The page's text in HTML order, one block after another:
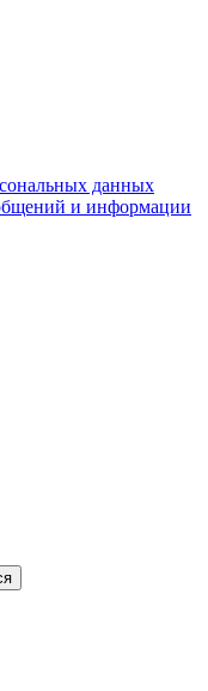
данных
и информации